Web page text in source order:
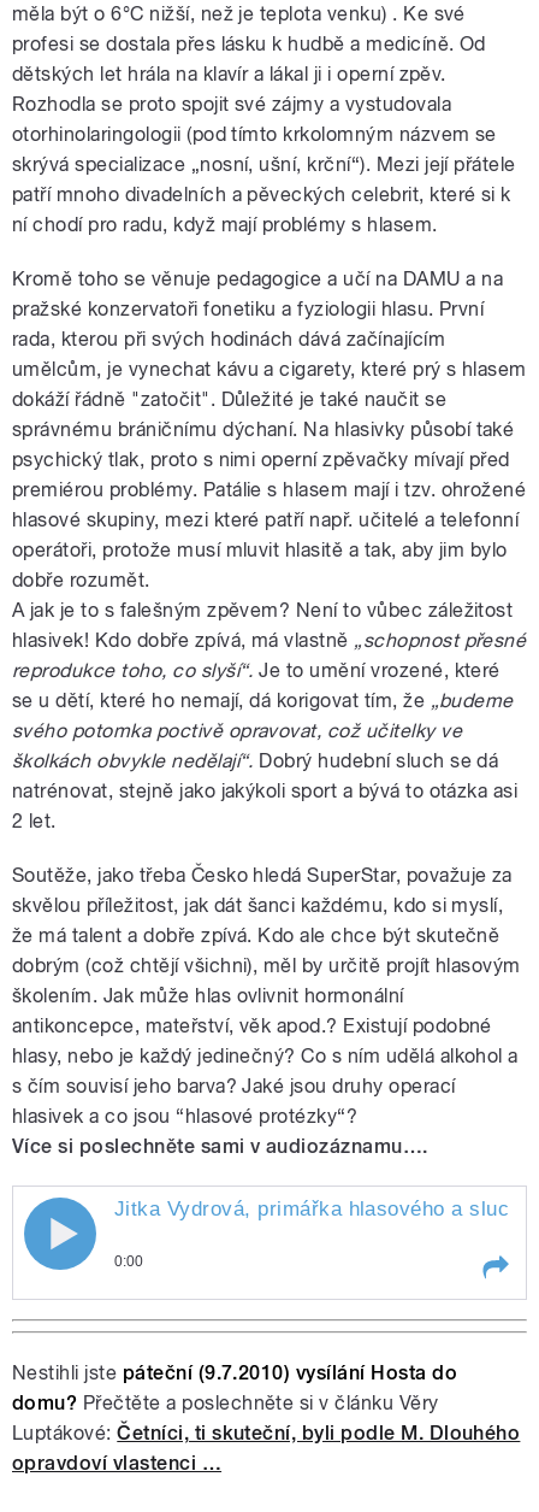
měla být o 6°C nižší, než je teplota venku) . Ke své
profesi se dostala přes lásku k hudbě a medicíně. Od
dětských let hrála na klavír a lákal ji i operní zpěv.
Rozhodla se proto spojit své zájmy a vystudovala
otorhinolaringologii (pod tímto krkolomným názvem se
skrývá specializace „nosní, ušní, krční“). Mezi její přátele
patří mnoho divadelních a pěveckých celebrit, které si k
ní chodí pro radu, když mají problémy s hlasem.
Kromě toho se věnuje pedagogice a učí na DAMU a na
pražské konzervatoři fonetiku a fyziologii hlasu. První
rada, kterou při svých hodinách dává začínajícím
umělcům, je vynechat kávu a cigarety, které prý s hlasem
dokáží řádně "zatočit". Důležité je také naučit se
správnému bráničnímu dýchaní. Na hlasivky působí také
psychický tlak, proto s nimi operní zpěvačky mívají před
premiérou problémy. Patálie s hlasem mají i tzv. ohrožené
hlasové skupiny, mezi které patří např. učitelé a telefonní
operátoři, protože musí mluvit hlasitě a tak, aby jim bylo
dobře rozumět.
A jak je to s falešným zpěvem? Není to vůbec záležitost
hlasivek! Kdo dobře zpívá, má vlastně „schopnost přesné
reprodukce toho, co slyší“. Je to umění vrozené, které
se u dětí, které ho nemají, dá korigovat tím, že „budeme
svého potomka poctivě opravovat, což učitelky ve
školkách obvykle nedělají“. Dobrý hudební sluch se dá
natrénovat, stejně jako jakýkoli sport a bývá to otázka asi
2 let.
Soutěže, jako třeba Česko hledá SuperStar, považuje za
skvělou příležitost, jak dát šanci každému, kdo si myslí,
že má talent a dobře zpívá. Kdo ale chce být skutečně
dobrým (což chtějí všichni), měl by určitě projít hlasovým
školením. Jak může hlas ovlivnit hormonální
antikoncepce, mateřství, věk apod.? Existují podobné
hlasy, nebo je každý jedinečný? Co s ním udělá alkohol a
s čím souvisí jeho barva? Jaké jsou druhy operací
hlasivek a co jsou “hlasové protézky“?
Více si poslechněte sami v audiozáznamu….
Play /
Jitka Vydrová, primářka hlasového a
0:00
Jitka Vydrová, primářka hlasového
hovořila o tom, jak učí herce i
zpěváky správné hlasové hygieně.
Mluvili jsme i o tom, proč má každý
jiný hlas, proč někdo chraptí a jiný
zpívá
falešně.
Nestihli jste páteční (9.7.2010) vysílání Hosta do
domu? Přečtěte a poslechněte si v článku Věry
Luptákové:Četníci, ti skuteční, byli podle M. Dlouhého
opravdoví vlastenci …